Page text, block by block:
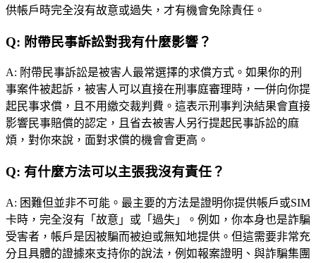
供帳戶時完全沒有故意或過失，才有機會免除責任。
Q: 附帶民事訴訟對我有什麼影響？
A: 附帶民事訴訟是被害人最常選擇的求償方式。如果你的刑
事案件被起訴，被害人可以直接在刑事庭審理時，一併向你提
起民事求償，且不用繳交裁判費。這表示刑事判決結果會直接
影響民事賠償的認定，且省去被害人另行提起民事訴訟的麻
煩，對你來說，面對求償的機會會更高。
Q: 有什麼方法可以主張我沒有責任？
A: 困難但並非不可能。最主要的方法是證明你提供帳戶或SIM
卡時，完全沒有「故意」或「過失」。例如，你本身也是詐騙
受害者，帳戶是因被騙而被迫或無知地提供。但這需要非常充
分且具體的證據來支持你的說法，例如報案證明、與詐騙集團